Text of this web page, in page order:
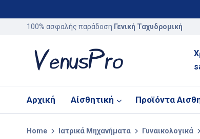
100% ασφαλής παράδοση Γενική Ταχυδρομική
Αρχική Αίσθητική Προϊόντα
Home Ιατρικά Μηχανήματα Γυναικολογικά